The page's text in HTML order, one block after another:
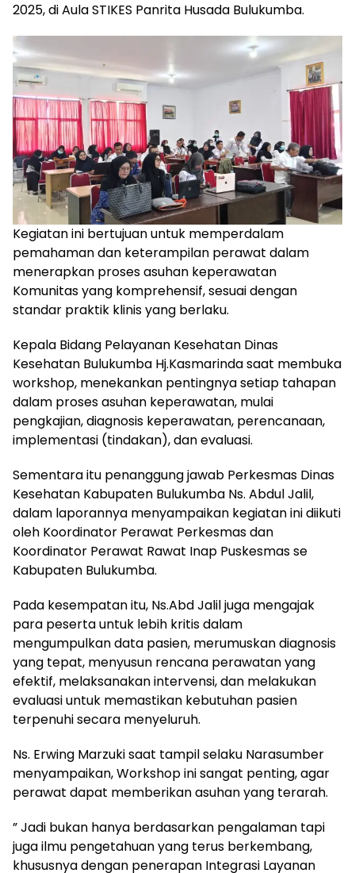
2025, di Aula STIKES Panrita Husada Bulukumba.
Kegiatan ini bertujuan untuk memperdalam
pemahaman dan keterampilan perawat dalam
menerapkan proses asuhan keperawatan
Komunitas yang komprehensif, sesuai dengan
standar praktik klinis yang berlaku.
Kepala Bidang Pelayanan Kesehatan Dinas
Kesehatan Bulukumba Hj.Kasmarinda saat membuka
workshop, menekankan pentingnya setiap tahapan
dalam proses asuhan keperawatan, mulai
pengkajian, diagnosis keperawatan, perencanaan,
implementasi (tindakan), dan evaluasi.
Sementara itu penanggung jawab Perkesmas Dinas
Kesehatan Kabupaten Bulukumba Ns. Abdul Jalil,
dalam laporannya menyampaikan kegiatan ini diikuti
oleh Koordinator Perawat Perkesmas dan
Koordinator Perawat Rawat Inap Puskesmas se
Kabupaten Bulukumba.
Pada kesempatan itu, Ns.Abd Jalil juga mengajak
para peserta untuk lebih kritis dalam
mengumpulkan data pasien, merumuskan diagnosis
yang tepat, menyusun rencana perawatan yang
efektif, melaksanakan intervensi, dan melakukan
evaluasi untuk memastikan kebutuhan pasien
terpenuhi secara menyeluruh.
Ns. Erwing Marzuki saat tampil selaku Narasumber
menyampaikan, Workshop ini sangat penting, agar
perawat dapat memberikan asuhan yang terarah.
” Jadi bukan hanya berdasarkan pengalaman tapi
juga ilmu pengetahuan yang terus berkembang,
khususnya dengan penerapan Integrasi Layanan